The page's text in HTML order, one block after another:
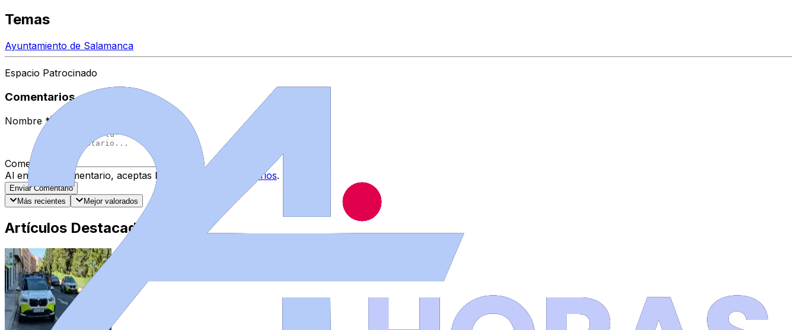
Temas
Ayuntamiento de Salamanca
Espacio Patrocinado
Comentarios
Nombre *
Comentario
Al enviar tu comentario, aceptas las
normas de comentarios.
Enviar Comentario
Más recientes
Mejor valorados
Artículos Destacados